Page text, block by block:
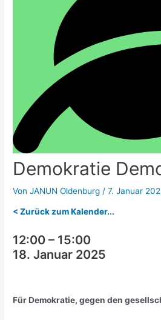
Demokratie
VonJANUN Oldenburg /7. Januar
< Zurück zum Kalender...
12:00 – 15:00
18. Januar 2025
Für Demokratie, gegen den